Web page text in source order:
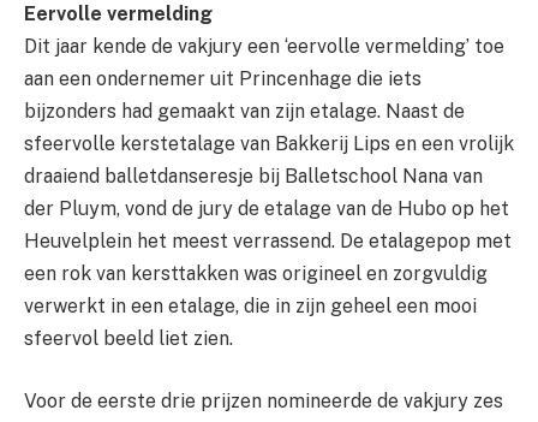
Eervolle vermelding
Dit jaar kende de vakjury een ‘eervolle vermelding’ toe
aan een ondernemer uit Princenhage die iets
bijzonders had gemaakt van zijn etalage. Naast de
sfeervolle kerstetalage van Bakkerij Lips en een vrolijk
draaiend balletdanseresje bij Balletschool Nana van
der Pluym, vond de jury de etalage van de Hubo op het
Heuvelplein het meest verrassend. De etalagepop met
een rok van kersttakken was origineel en zorgvuldig
verwerkt in een etalage, die in zijn geheel een mooi
sfeervol beeld liet zien.
Voor de eerste drie prijzen nomineerde de vakjury zes